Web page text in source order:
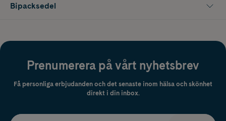
Bipacksedel
Prenumerera på vårt nyhetsbrev
Få personliga erbjudanden och det senaste inom hälsa och skönhet
direkt i din inbox.